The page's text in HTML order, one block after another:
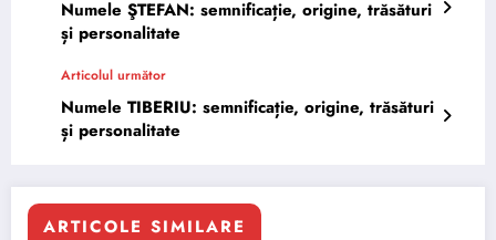
Numele ŞTEFAN: semnificație, origine, trăsături
și personalitate
Articolul următor
Numele TIBERIU: semnificație, origine, trăsături
și personalitate
ARTICOLE SIMILARE